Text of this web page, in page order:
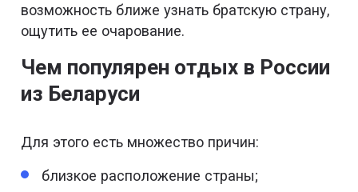
возможность ближе узнать братскую страну,
ощутить ее очарование.
Чем популярен отдых в России
из Беларуси
Для этого есть множество причин:
близкое расположение страны;